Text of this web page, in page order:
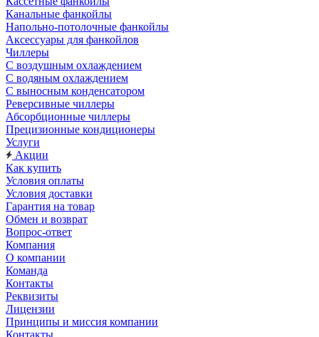
Канальные фанкойлы
Напольно-потолочные фанкойлы
Аксессуары для фанкойлов
Чиллеры
С воздушным охлаждением
С водяным охлаждением
С выносным конденсатором
Реверсивные чиллеры
Абсорбционные чиллеры
Прецизионные кондиционеры
Услуги
Акции
Как купить
Условия оплаты
Условия доставки
Гарантия на товар
Обмен и возврат
Вопрос-ответ
Компания
О компании
Команда
Контакты
Реквизиты
Лицензии
Принципы и миссия компании
Контакты